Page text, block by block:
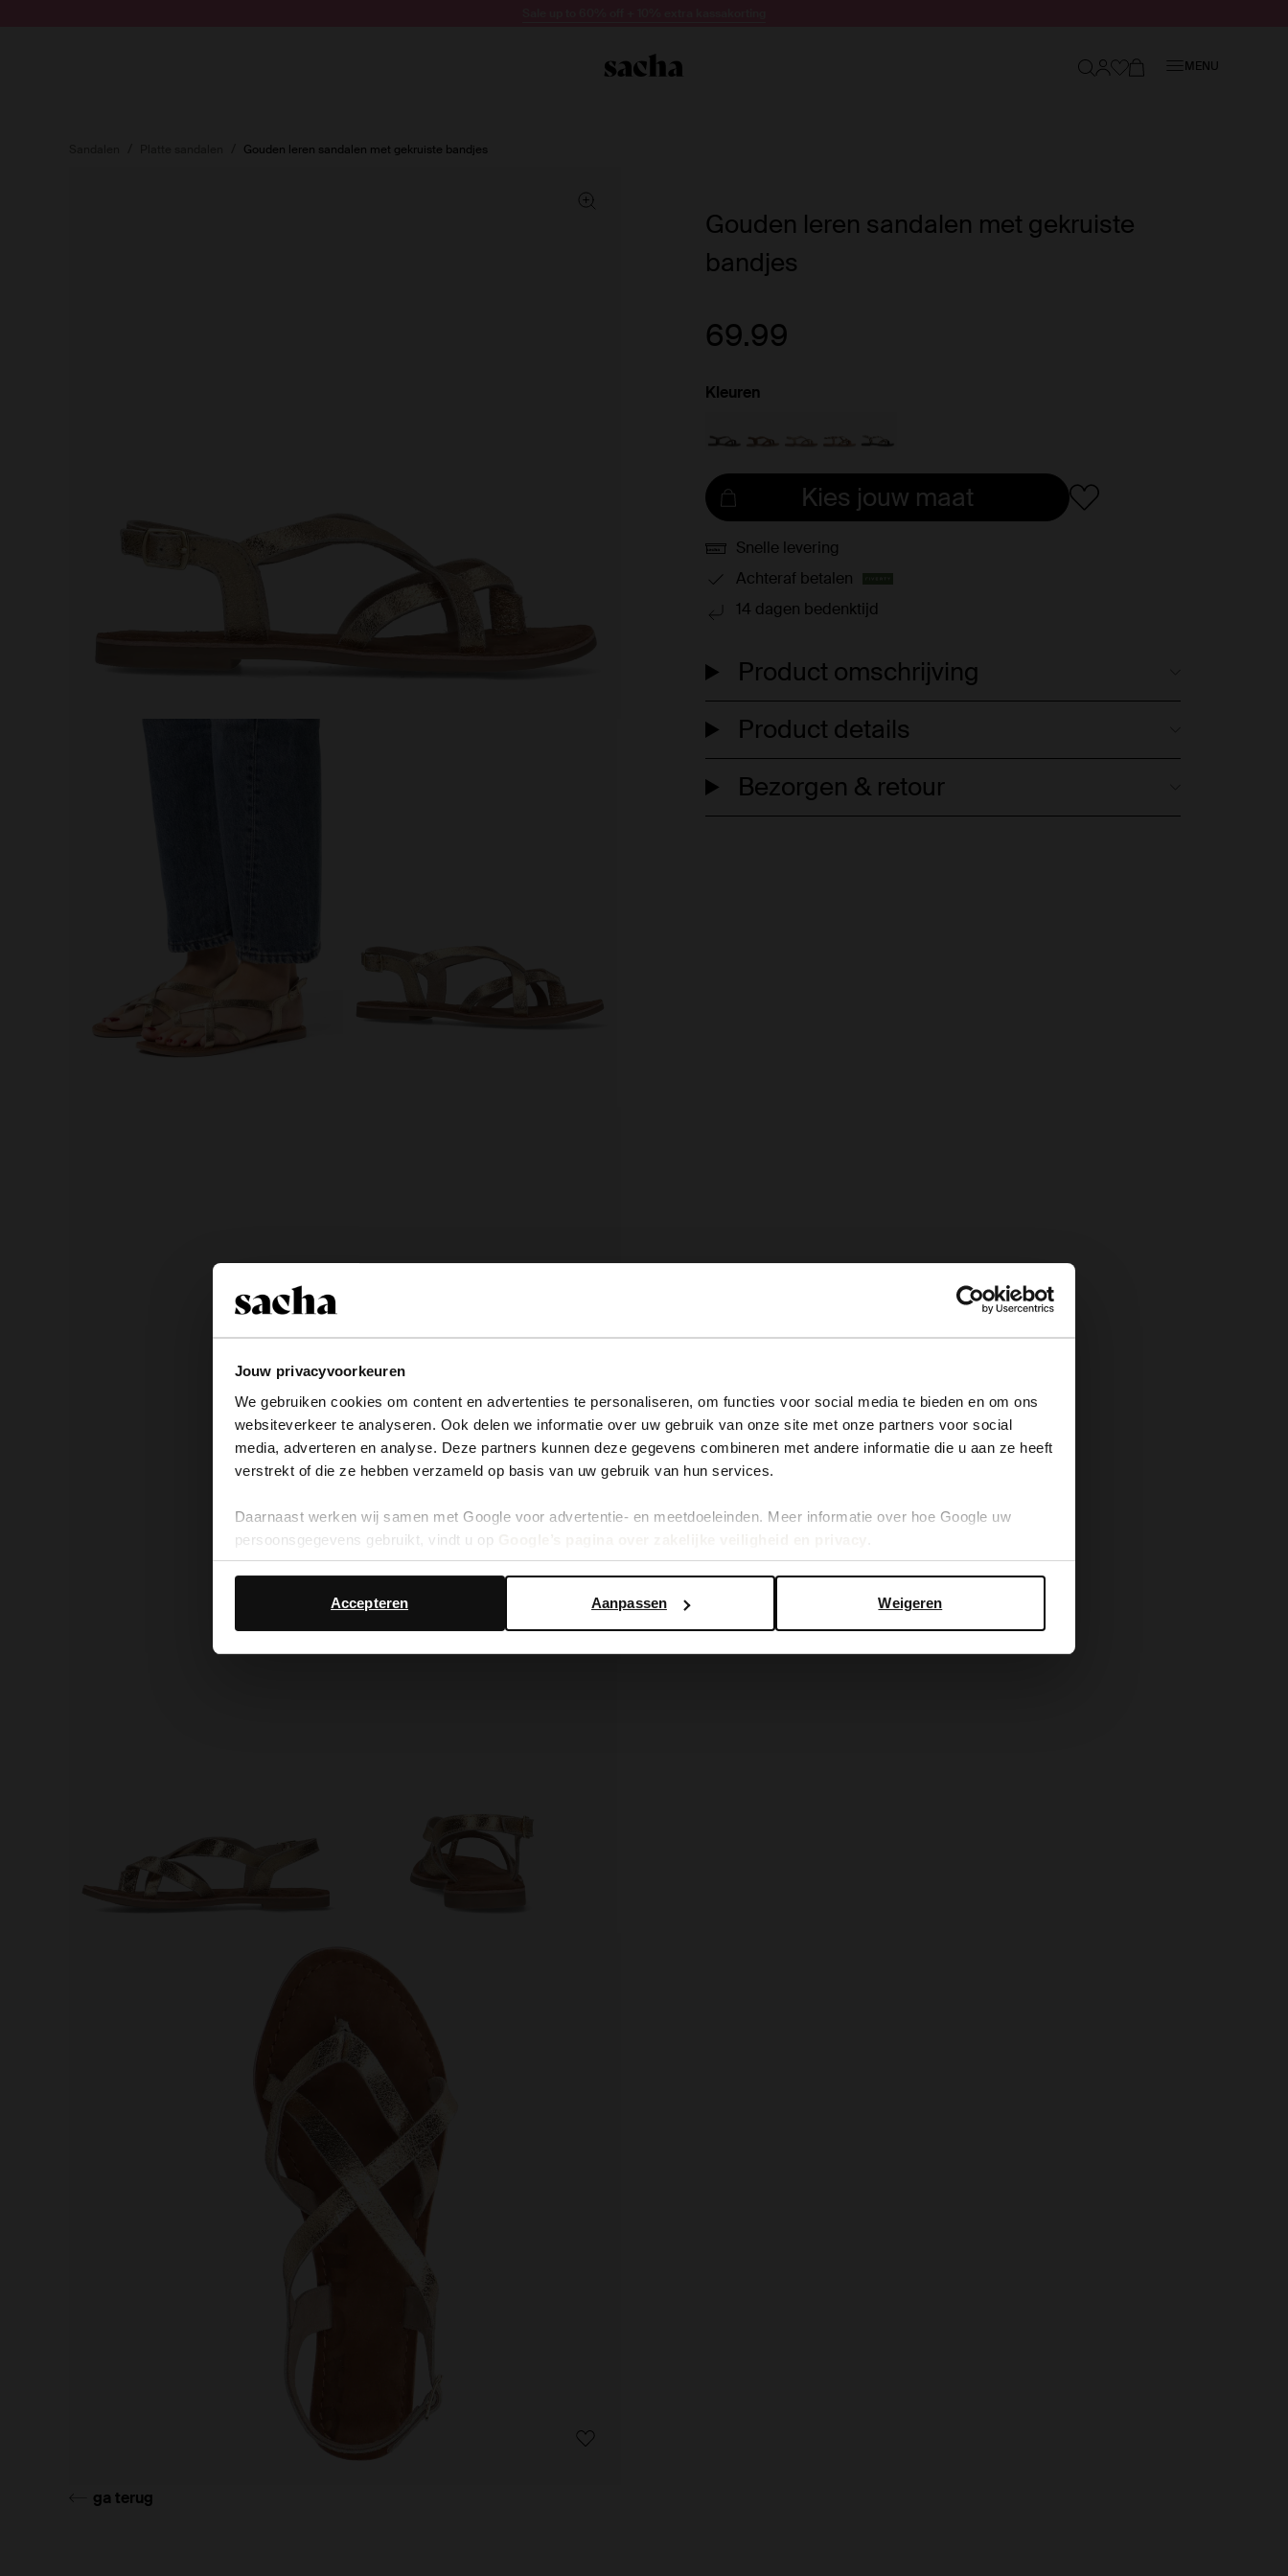
Jouw privacyvoorkeuren
We gebruiken cookies om content en advertenties te personaliseren, om functies voor social media te bieden en om ons
websiteverkeer te analyseren. Ook delen we informatie over uw gebruik van onze site met onze partners voor social
media, adverteren en analyse. Deze partners kunnen deze gegevens combineren met andere informatie die u aan ze heeft
verstrekt of die ze hebben verzameld op basis van uw gebruik van hun services.
Daarnaast werken wij samen met Google voor advertentie- en meetdoeleinden. Meer informatie over hoe Google uw
persoonsgegevens gebruikt, vindt u op
Weigeren
Aanpassen
Accepteren
MENU
Gouden leren sandalen met gekruiste bandjes
Gouden leren sandalen met gekruiste
bandjes
69.99
Kleuren
Kies jouw maat
Snelle levering
Achteraf betalen
14 dagen bedenktijd
Product omschrijving
Product details
Bezorgen & retour
ga terug
View this website in English?
It looks like your language isn't Dutch. Would you like to
switch to English?
Yes, switch to English No, stay in Dutch